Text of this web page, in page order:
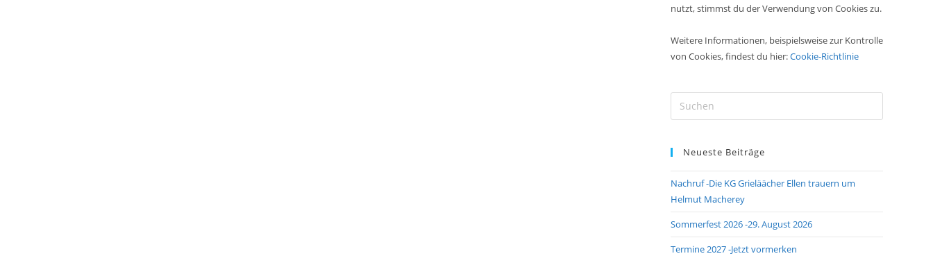
nutzt, stimmst du der Verwendung von Cookies zu.
Weitere Informationen, beispielsweise zur Kontrolle
von Cookies, findest du hier:Cookie-Richtlinie
Escape
Neueste Beiträge
Nachruf -Die KG Grieläächer Ellen trauern um
Helmut Macherey
Sommerfest 2026 -29. August 2026
Termine 2027 -Jetzt vormerken